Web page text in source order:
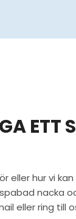
ETT
eller hur vi
nacka